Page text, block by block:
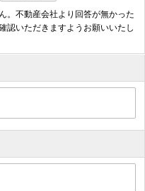
。不動産会社より回答が無かった
認いただきますようお願いいたし